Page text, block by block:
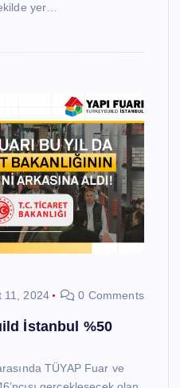
yer…
11, 2024 0 Comments
İstanbul %50
TÜYAP Fuar ve